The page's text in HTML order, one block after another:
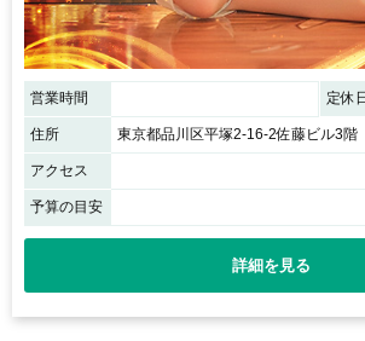
営業時間 定休日
住所 東京都品川区平塚2-16-2佐藤ビル3階
アクセス
予算の目安
詳細を見る